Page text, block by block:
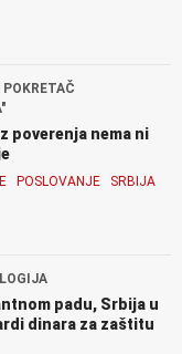
poverenja nema ni
POSLOVANJE
SRBIJA
padu, Srbija u
dinara za zaštitu